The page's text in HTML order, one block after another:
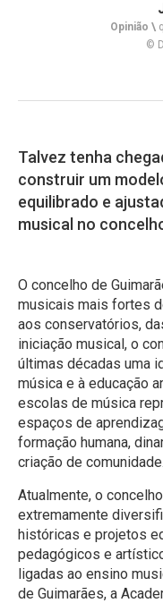
Opinião \
©
Talvez tenha
construir um
equilibrado e
musical no
O concelho de
musicais mais fortes
aos conservatórios,
iniciação musical, o
últimas décadas uma
música e à educação
escolas de música
espaços de
formação humana,
criação de comunidade.
Atualmente, o
extremamente
históricas e projetos
pedagógicos e
ligadas ao ensino
de Guimarães, a